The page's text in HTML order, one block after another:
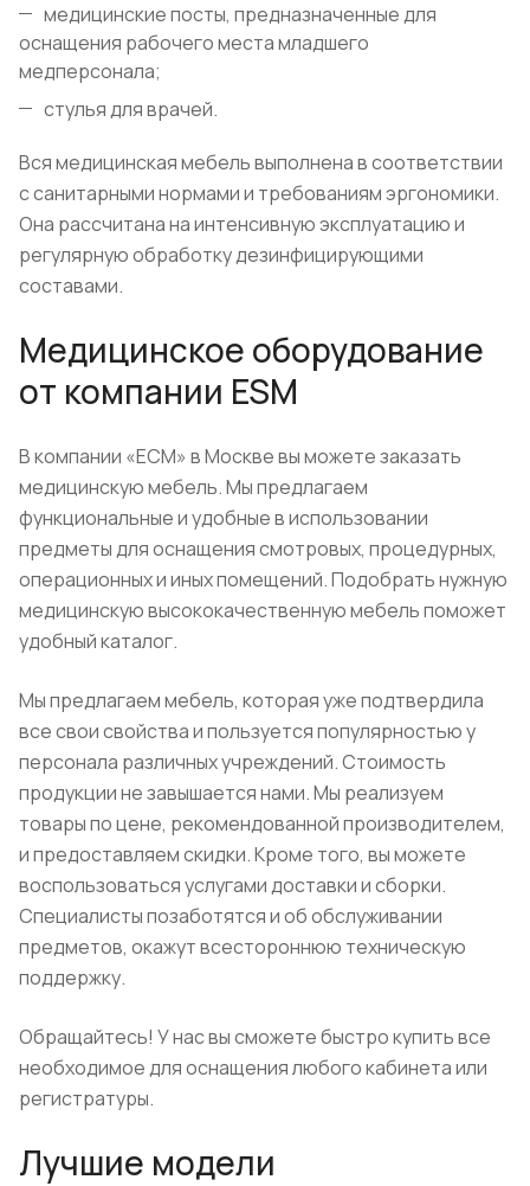
медицинские посты, предназначенные для
оснащения рабочего места младшего
медперсонала;
стулья для врачей.
Вся медицинская мебель выполнена в соответствии
с санитарными нормами и требованиям эргономики.
Она рассчитана на интенсивную эксплуатацию и
регулярную обработку дезинфицирующими
составами.
Медицинское оборудование
от компании ESM
В компании «ЕСМ» в Москве вы можете заказать
медицинскую мебель. Мы предлагаем
функциональные и удобные в использовании
предметы для оснащения смотровых, процедурных,
операционных и иных помещений. Подобрать нужную
медицинскую высококачественную мебель поможет
удобный каталог.
Мы предлагаем мебель, которая уже подтвердила
все свои свойства и пользуется популярностью у
персонала различных учреждений. Стоимость
продукции не завышается нами. Мы реализуем
товары по цене, рекомендованной производителем,
и предоставляем скидки. Кроме того, вы можете
воспользоваться услугами доставки и сборки.
Специалисты позаботятся и об обслуживании
предметов, окажут всестороннюю техническую
поддержку.
Обращайтесь! У нас вы сможете быстро купить все
необходимое для оснащения любого кабинета или
регистратуры.
Лучшие модели